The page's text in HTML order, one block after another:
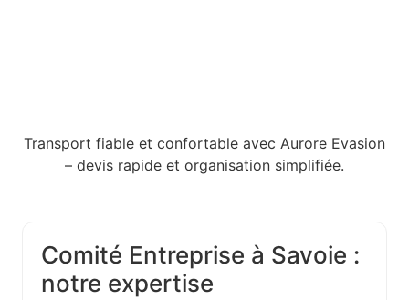
Transport fiable et confortable avec Aurore Evasion
– devis rapide et organisation simplifiée.
Comité Entreprise à Savoie :
notre expertise